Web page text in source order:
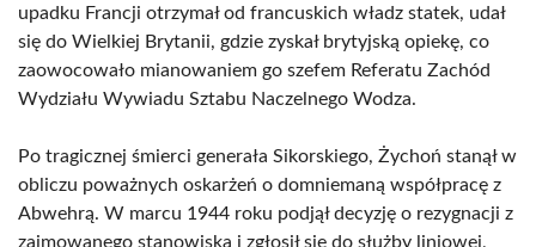
upadku Francji otrzymał od francuskich władz statek, udał
się do Wielkiej Brytanii, gdzie zyskał brytyjską opiekę, co
zaowocowało mianowaniem go szefem Referatu Zachód
Wydziału Wywiadu Sztabu Naczelnego Wodza.
Po tragicznej śmierci generała Sikorskiego, Żychoń stanął w
obliczu poważnych oskarżeń o domniemaną współpracę z
Abwehrą. W marcu 1944 roku podjął decyzję o rezygnacji z
zajmowanego stanowiska i zgłosił się do służby liniowej,